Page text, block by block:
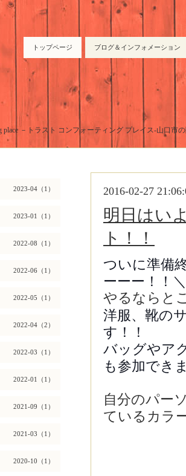
トップページ ブログ＆インフォメーション
place －トラスト コンフォーティング プレイス-山口市
2023-04（1）
2023-01（1）
2022-08（1）
2022-06（1）
2022-05（1）
2022-04（2）
2022-03（1）
2022-01（1）
2021-09（1）
2021-03（1）
2020-10（1）
2016-02-27
明日はい
ト！！
ついに準備
ーーー！！
やるならと
洋服、靴の
す！！
バッグやア
も参加で
自分のパー
ているカラ